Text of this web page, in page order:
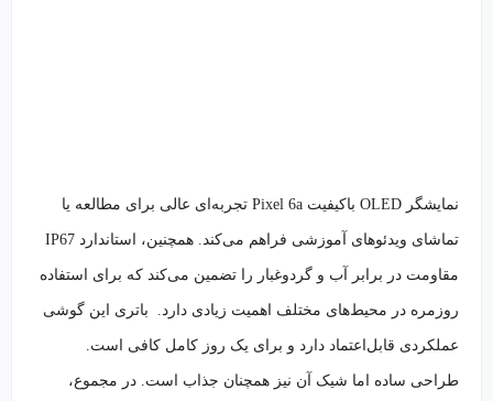
نمایشگر OLED باکیفیت Pixel 6a تجربه‌ای عالی برای مطالعه یا
تماشای ویدئوهای آموزشی فراهم می‌کند. همچنین، استاندارد IP67
مقاومت در برابر آب و گردوغبار را تضمین می‌کند که برای استفاده
روزمره در محیط‌های مختلف اهمیت زیادی دارد. باتری این گوشی
عملکردی قابل‌اعتماد دارد و برای یک روز کامل کافی است.
طراحی ساده اما شیک آن نیز همچنان جذاب است. در مجموع،